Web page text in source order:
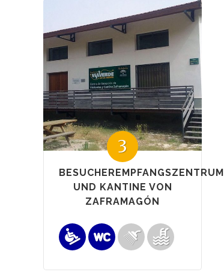
3
BESUCHEREMPFANGSZENTRUM
UND KANTINE VON
ZAFRAMAGÓN